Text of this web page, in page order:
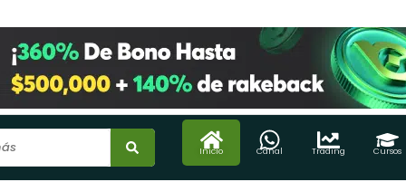
Inicio Canal Trading Cursos